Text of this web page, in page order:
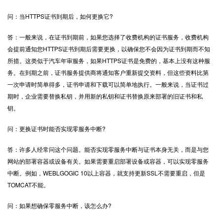
问：当HTTPS证书到期后，如何更换它?
答：一般来说，在证书到期前，如果您选择了收费机构的证书服务，收费机构
会提前通知您HTTPS证书到期后需要更换，以确保您不会因为证书到期而不知
所措。这类似于汽车年审服务，如果HTTPS证书是免费的，基本上没有这种服
务。在到期之前，证书服务提供商将通知客户重新提交资料，但这些资料比第
一次申请时简单得多，证书申请和下载可以简单地执行。一般来说，当证书过
期时，企业需要替换私钥，并用新的私钥和证书替换原来部署的旧证书和私
钥。
问：更换证书时能否实现零服务中断?
答：许多人经常问这个问题。能否实现零服务中断与证书本身无关，而是与您
网站的部署容器或设备有关。如果需要重启部署设备或容器，可以实现零服务
中断。例如，WEBLGOGIC 10以上容器，就支持更新SSL不需要重启，但是
TOMCAT不能。
问：如果想确保零服务中断，该怎么办?